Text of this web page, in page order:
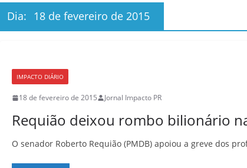
Dia: 18 de fevereiro de 2015
IMPACTO DIÁRIO
18 de fevereiro de 2015 Jornal Impacto PR
Requião deixou rombo bilionário
O senador Roberto Requião (PMDB) apoiou a greve dos